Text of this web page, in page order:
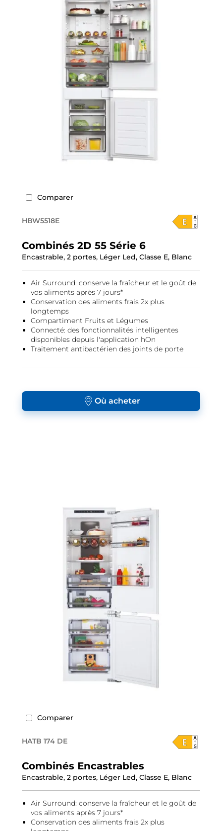
Comparer
HBW5518E
Combinés 2D 55 Série 6
Encastrable, 2 portes, Léger Led, Classe E, Blanc
Air Surround: conserve la fraîcheur et le goût de
vos aliments après 7 jours*
Conservation des aliments frais 2x plus
longtemps
Compartiment Fruits et Légumes
Connecté: des fonctionnalités intelligentes
disponibles depuis l'application hOn
Traitement antibactérien des joints de porte
Où acheter
Comparer
HATB 174 DE
Combinés Encastrables
Encastrable, 2 portes, Léger Led, Classe E, Blanc
Air Surround: conserve la fraîcheur et le goût de
vos aliments après 7 jours*
Conservation des aliments frais 2x plus